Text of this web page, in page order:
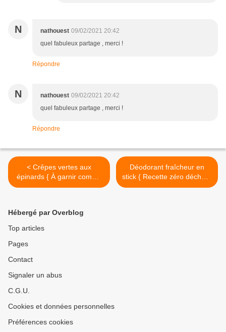
N nathouest 09/02/2021 20:42
quel fabuleux partage , merci !
Répondre
N nathouest 09/02/2021 20:42
quel fabuleux partage , merci !
Répondre
< Crêpes vertes aux
épinards { À garnir comme
des wraps ou chaudes à la
Déodorant fraîcheur en
stick { Recette zéro déchet }
>
Hébergé par Overblog
Top articles
Pages
Contact
Signaler un abus
C.G.U.
Cookies et données personnelles
Préférences cookies